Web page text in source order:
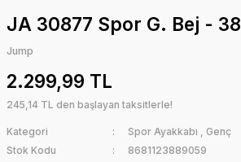
JA 30877 Spor G. Bej - 38
Jump
2.299,99 TL
245,14 TL den başlayan taksitlerle!
Kategori Spor Ayakkabı , Genç
Stok Kodu
8681123889059